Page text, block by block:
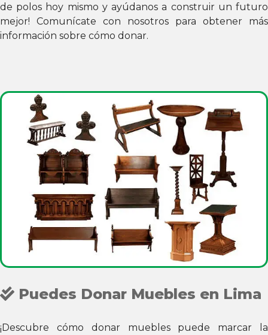
de polos hoy mismo y ayúdanos a construir un futuro
mejor! Comunícate con nosotros para obtener más
información sobre cómo donar.
Puedes Donar Muebles en Lima
¡Descubre cómo donar muebles puede marcar la